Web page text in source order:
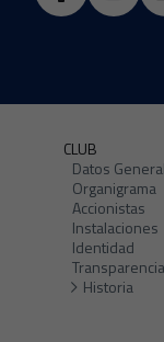
CLUB
Datos
Organigrama
Accionistas
Instalaciones
Identidad
Historia